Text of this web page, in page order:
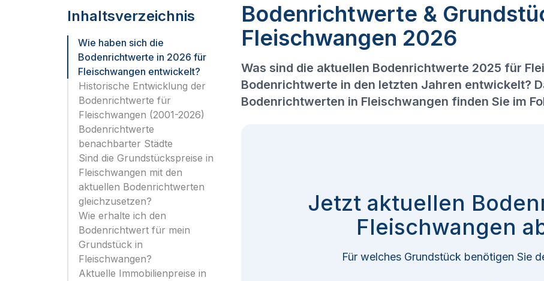
Inhaltsverzeichnis
Wie haben sich die
Bodenrichtwerte in 2026 für
Fleischwangen entwickelt?
Historische Entwicklung der
Bodenrichtwerte für
Fleischwangen (2001-2026)
Bodenrichtwerte
benachbarter Städte
Sind die Grundstückspreise in
Fleischwangen mit den
aktuellen Bodenrichtwerten
gleichzusetzen?
Wie erhalte ich den
Bodenrichtwert für mein
Grundstück in
Fleischwangen?
Aktuelle Immobilienpreise in
Bodenrichtwerte &
Fleischwangen 2026
Was sind die aktuellen Bodenrichtwerte 2025 für
Bodenrichtwerte in den letzten Jahren entwickelt?
Bodenrichtwerten in Fleischwangen finden Sie im
Jetzt aktuellen
Fleischwangen
Für welches Grundstück benötigen Sie